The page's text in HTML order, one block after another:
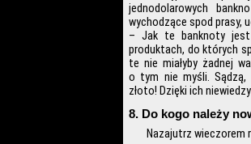
jednodolarowych
wychodzące spod prasy,
– Jak te banknoty
produktach, do których
te nie miałyby żadnej
o tym nie myśli.
złoto! Dzięki ich
8. Do kogo należy
Nazajutrz wieczorem